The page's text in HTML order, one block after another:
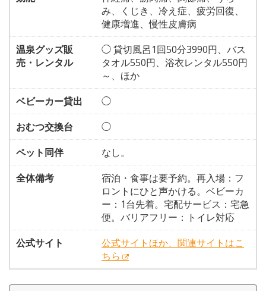
み、くじき、冷え症、疲労回復、
健康増進、慢性皮膚病
温泉グッズ販
売・レンタル
◯ 貸切風呂1回50分3990円、バス
タオル550円、浴衣レンタル550円
～、ほか
ベビーカー貸出
◯
おむつ交換台
◯
ペット同伴
なし。
全体備考
宿泊・食事は要予約。再入場：フ
ロントにひと声かける。ベビーカ
ー：1台先着。宅配サービス：宅急
便。バリアフリー：トイレ対応
公式サイト
公式サイトほか、関連サイトはこ
ちら